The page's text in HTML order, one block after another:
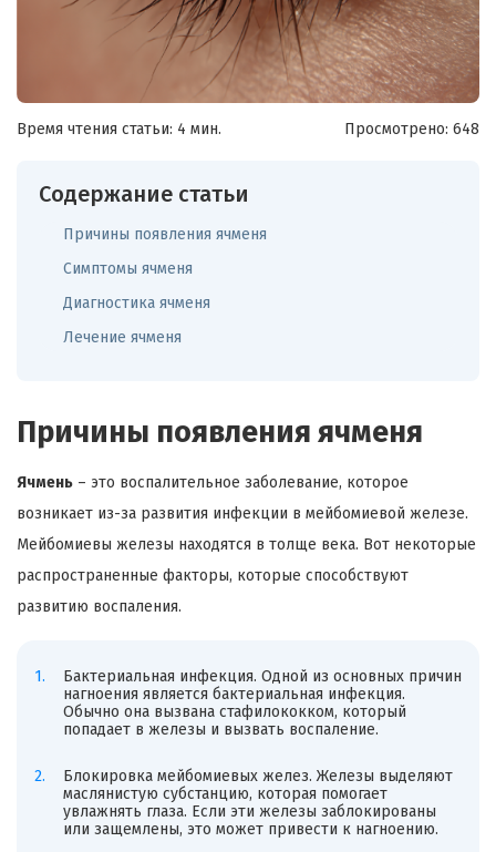
Время чтения статьи: 4 мин. Просмотрено: 648
Содержание статьи
Причины появления ячменя
Симптомы ячменя
Диагностика ячменя
Лечение ячменя
Причины появления ячменя
Ячмень – это воспалительное заболевание, которое
возникает из-за развития инфекции в мейбомиевой железе.
Мейбомиевы железы находятся в толще века. Вот некоторые
распространенные факторы, которые способствуют
развитию воспаления.
Бактериальная инфекция. Одной из основных причин
нагноения является бактериальная инфекция.
Обычно она вызвана стафилококком, который
попадает в железы и вызвать воспаление.
Блокировка мейбомиевых желез. Железы выделяют
маслянистую субстанцию, которая помогает
увлажнять глаза. Если эти железы заблокированы
или защемлены, это может привести к нагноению.